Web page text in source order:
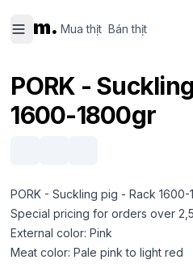
m. Mua thịt Bán thịt
PORK -
1600-1800gr
PORK - Suckling pig - Rack 1600-
Special pricing for orders over
External color: Pink
Meat color: Pale pink to light red